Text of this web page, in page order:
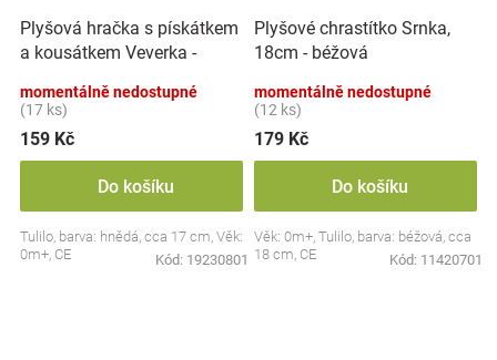
Plyšová hračka s pískátkem
a kousátkem Veverka -
momentálně nedostupné
(17 ks)
159 Kč
Do košíku
Tulilo, barva: hnědá, cca 17 cm, Věk:
0m+, CE
Kód: 19230801
Plyšové chrastítko Srnka,
18cm - béžová
momentálně nedostupné
(12 ks)
179 Kč
Do košíku
Věk: 0m+, Tulilo, barva: béžová, cca
18 cm, CE
Kód: 11420701